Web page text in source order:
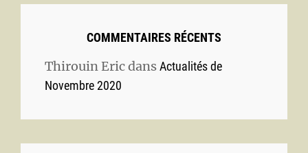
COMMENTAIRES RÉCENTS
Thirouin EricdansActualités de
Novembre 2020